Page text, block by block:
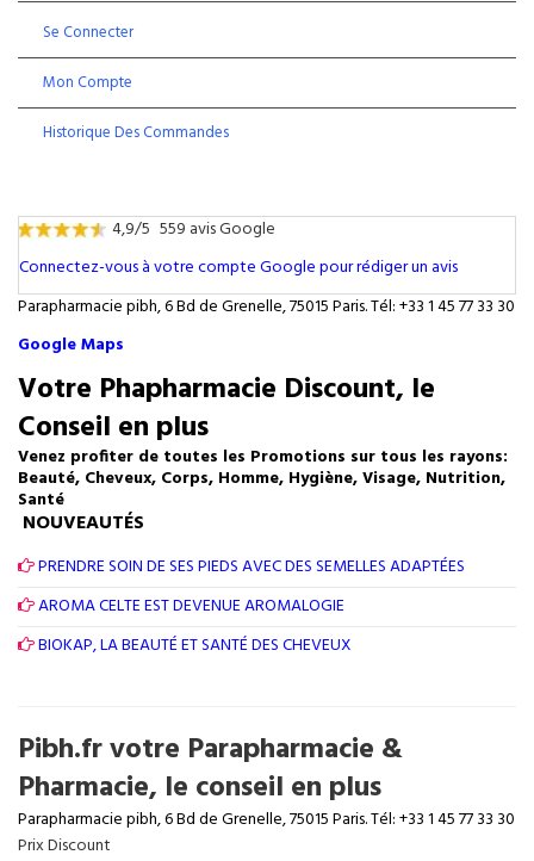
Se Connecter
Mon Compte
Historique Des Commandes
4,9/5 559 avis Google
Connectez-vous à votre compte Google pour rédiger un avis
Parapharmacie pibh, 6 Bd de Grenelle, 75015 Paris. Tél: +33 1 45 77 33 30
Google Maps
Votre Phapharmacie Discount, le
Conseil en plus
Venez profiter de toutes les Promotions sur tous les rayons:
Beauté, Cheveux, Corps, Homme, Hygiène, Visage, Nutrition,
Santé
NOUVEAUTÉS
PRENDRE SOIN DE SES PIEDS AVEC DES SEMELLES ADAPTÉES
AROMA CELTE EST DEVENUE AROMALOGIE
BIOKAP, LA BEAUTÉ ET SANTÉ DES CHEVEUX
Pibh.fr votre Parapharmacie &
Pharmacie, le conseil en plus
Parapharmacie pibh, 6 Bd de Grenelle, 75015 Paris. Tél: +33 1 45 77 33 30
Prix Discount